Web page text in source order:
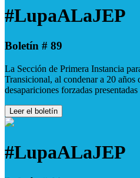
#LupaALaJEP
Boletín # 89
La Sección de Primera Instancia
Transicional, al condenar a 20
desapariciones forzadas
Leer el boletín
#LupaALaJEP